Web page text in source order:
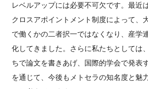
レベルアップには必要不可欠です。最近
クロスアポイントメント制度によって、
で働くかの二者択一ではなくなり、産学
化してきました。さらに私たちとしては
ちで論文を書きあげ、国際的学会で発表
を通じて、今後もメトセラの知名度と魅